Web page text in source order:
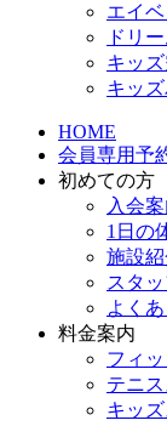
エイ
ドリ
キッ
キッ
HOME
会員専用予
初めての方
入会
1日の
施設
スタ
よく
料金案内
フィ
テニ
キッ